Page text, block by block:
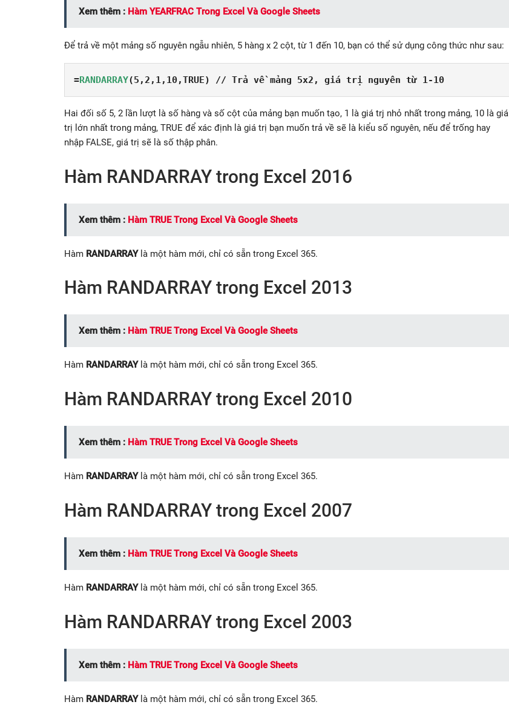
Xem thêm : Hàm YEARFRAC Trong Excel Và Google Sheets
Để trả về một mảng số nguyên ngẫu nhiên, 5 hàng x 2 cột, từ 1 đến 10, bạn có thể sử dụng công thức như sau:
=RANDARRAY(5,2,1,10,TRUE) // Trả về mảng 5x2, giá trị nguyên từ 1-10
Hai đối số 5, 2 lần lượt là số hàng và số cột của mảng bạn muốn tạo, 1 là giá trj nhỏ nhất trong mảng, 10 là giá
trị lớn nhất trong mảng, TRUE để xác định là giá trị bạn muốn trả về sẽ là kiểu số nguyên, nếu để trống hay
nhập FALSE, giá trị sẽ là số thập phân.
Hàm RANDARRAY trong Excel 2016
Xem thêm : Hàm TRUE Trong Excel Và Google Sheets
Hàm RANDARRAYlà một hàm mới, chỉ có sẵn trong Excel 365.
Hàm RANDARRAY trong Excel 2013
Xem thêm : Hàm TRUE Trong Excel Và Google Sheets
Hàm RANDARRAYlà một hàm mới, chỉ có sẵn trong Excel 365.
Hàm RANDARRAY trong Excel 2010
Xem thêm : Hàm TRUE Trong Excel Và Google Sheets
Hàm RANDARRAYlà một hàm mới, chỉ có sẵn trong Excel 365.
Hàm RANDARRAY trong Excel 2007
Xem thêm : Hàm TRUE Trong Excel Và Google Sheets
Hàm RANDARRAYlà một hàm mới, chỉ có sẵn trong Excel 365.
Hàm RANDARRAY trong Excel 2003
Xem thêm : Hàm TRUE Trong Excel Và Google Sheets
Hàm RANDARRAYlà một hàm mới, chỉ có sẵn trong Excel 365.